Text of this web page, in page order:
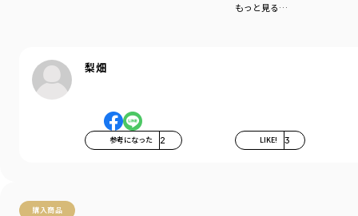
もっと見る…
梨畑
参考になった 2 LIKE! 3
購入商品